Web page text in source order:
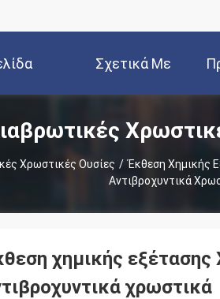
Σχετικά Με
Εμάς
Χρωστικές Ουσίες / Έκθεση Χημικής
Αντιβροχυντικά
χημικής
χρωστικά